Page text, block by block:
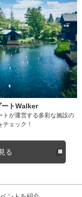
ートWalker
トが運営する多彩な施設の
チェック！
る